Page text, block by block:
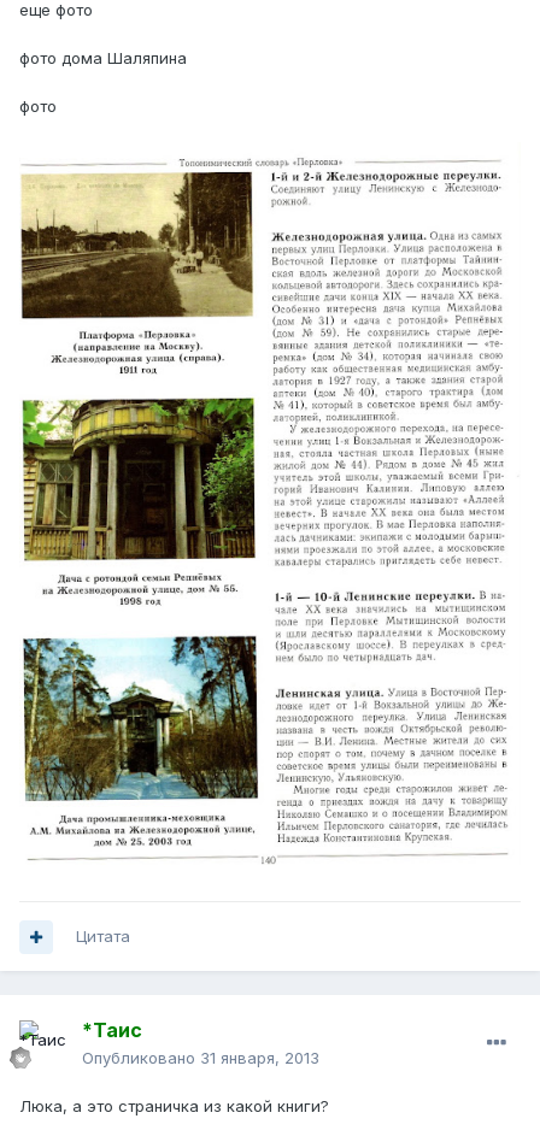
еще фото
фото дома Шаляпина
фото
Цитата
*Таис
Опубликовано 31 января, 2013
Люка, а это страничка из какой книги?